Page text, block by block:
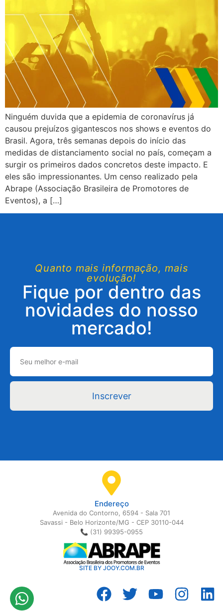
Ninguém duvida que a epidemia de coronavírus já
causou prejuízos gigantescos nos shows e eventos do
Brasil. Agora, três semanas depois do início das
medidas de distanciamento social no país, começam a
surgir os primeiros dados concretos deste impacto. E
eles são impressionantes. Um censo realizado pela
Abrape (Associação Brasileira de Promotores de
Eventos), a […]
Quanto mais informação, mais
evolução!
Fique por dentro das
novidades do nosso
mercado!
Inscrever
Endereço
Avenida do Contorno, 6594 - Sala 701
Savassi - Belo Horizonte/MG - CEP 30110-044
📞 (31) 99395-0955
SITE BY JOOY.COM.BR